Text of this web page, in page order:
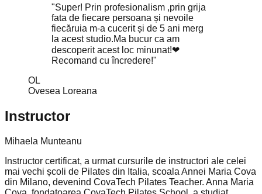
"Super! Prin profesionalism ,prin grija
fata de fiecare persoana și nevoile
fiecăruia m-a cucerit și de 5 ani merg
la acest studio.Ma bucur ca am
descoperit acest loc minunat!❤
Recomand cu încredere!"
OL
Ovesea Loreana
Instructor
Mihaela Munteanu
Instructor certificat, a urmat cursurile de instructori ale celei
mai vechi școli de Pilates din Italia, scoala Annei Maria Cova
din Milano, devenind CovaTech Pilates Teacher. Anna Maria